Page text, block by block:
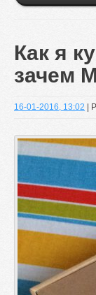
Как я
зачем
16-01-2016, 13:02 |